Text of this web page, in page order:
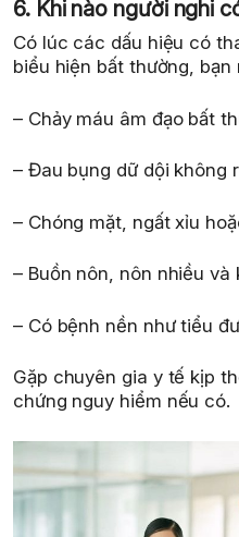
6. Khi nào người nghi
Có lúc các dấu hiệu có
biểu hiện bất thường, bạn
– Chảy máu âm đạo bất
– Đau bụng dữ dội không
– Chóng mặt, ngất xỉu
– Buồn nôn, nôn nhiều và
– Có bệnh nền như tiểu
Gặp chuyên gia y tế kịp
chứng nguy hiểm nếu có.